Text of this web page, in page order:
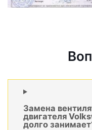
Замена
двигателя
долго